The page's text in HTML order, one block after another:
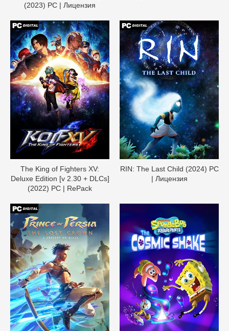
(2023) PC | Лицензия
The King of Fighters XV:
Deluxe Edition [v 2.30 + DLCs]
(2022) PC | RePack
RIN: The Last Child (2024) PC
| Лицензия